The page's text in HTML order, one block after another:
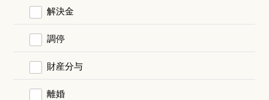
解決金
調停
財産分与
離婚